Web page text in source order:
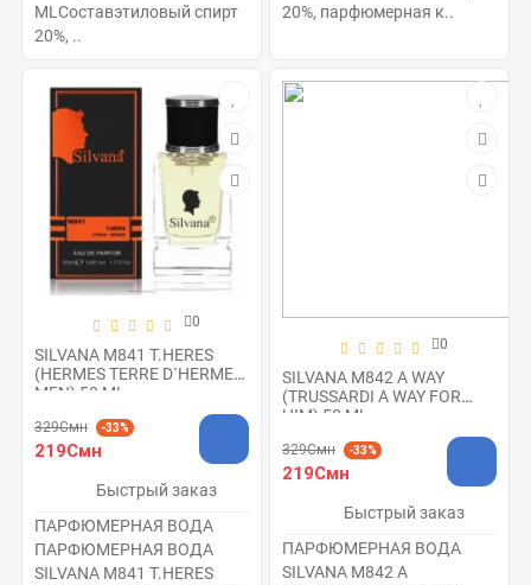
MLСоставэтиловый спирт
20%, ..
20%, парфюмерная к..
0
SILVANA M841 T.HERES
(HERMES TERRE D`HERMES
MEN) 50 ML
329Смн -33%
219Смн
Быстрый заказ
ПАРФЮМЕРНАЯ ВОДА
ПАРФЮМЕРНАЯ ВОДА
SILVANA M841 T.HERES
0
SILVANA M842 A WAY
(TRUSSARDI A WAY FOR
HIM) 50 ML
329Смн -33%
219Смн
Быстрый заказ
ПАРФЮМЕРНАЯ ВОДА
SILVANA M842 A